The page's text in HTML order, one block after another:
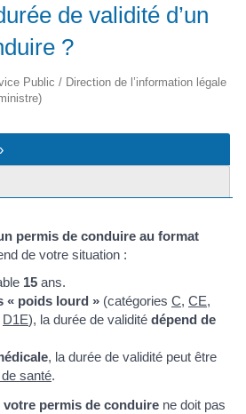
de validité d’un
?
Public / Direction de l’information légale
permis de conduire au format
de votre situation :
15 ans.
« poids lourd » (catégories C, CE,
D1E), la durée de validité dépend de
, la durée de validité peut être
santé.
permis de conduire ne doit pas